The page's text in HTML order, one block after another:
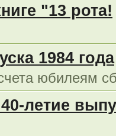
"13 рота!
1984 года
юбилеям
летие